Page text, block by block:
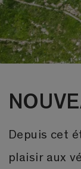
Depuis cet
plaisir aux